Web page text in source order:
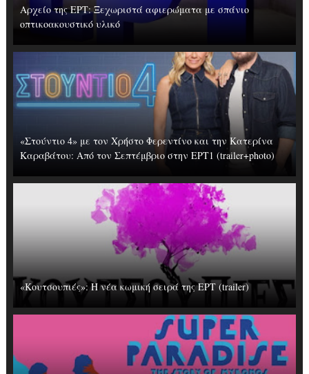
Αρχείο της ΕΡΤ: Ξεχωριστά αφιερώματα με σπάνιο
οπτικοακουστικό υλικό
«Στούντιο 4» με τον Χρήστο Φερεντίνο και την Κατερίνα
Καραβάτου: Από τον Σεπτέμβριο στην ΕΡΤ1 (trailer+photo)
«Κουτσουπιές»: Η νέα κωμική σειρά της ΕΡΤ (trailer)